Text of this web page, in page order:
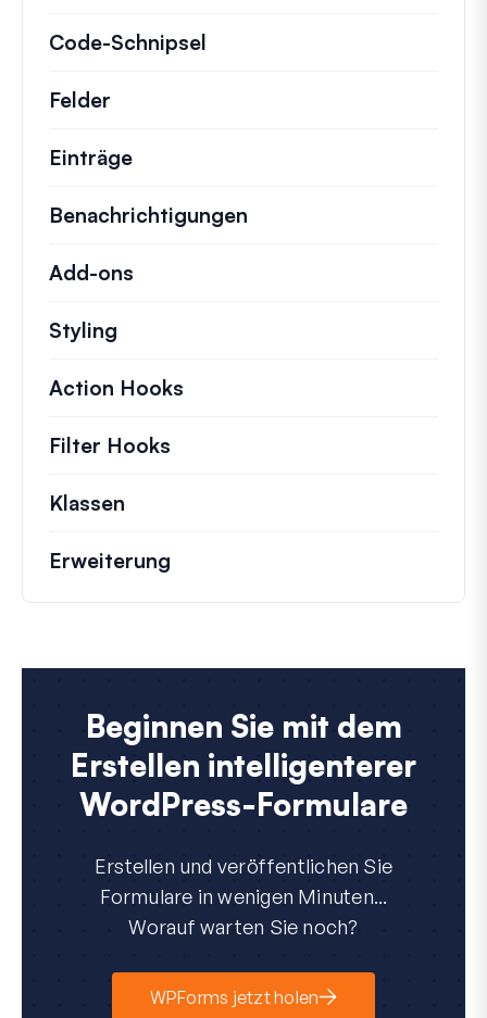
Code-Schnipsel
Felder
Einträge
Benachrichtigungen
Add-ons
Styling
Action Hooks
Filter Hooks
Klassen
Erweiterung
Beginnen Sie mit dem
Erstellen intelligenterer
WordPress-Formulare
Erstellen und veröffentlichen Sie
Formulare in wenigen Minuten...
Worauf warten Sie noch?
WPForms jetzt holen